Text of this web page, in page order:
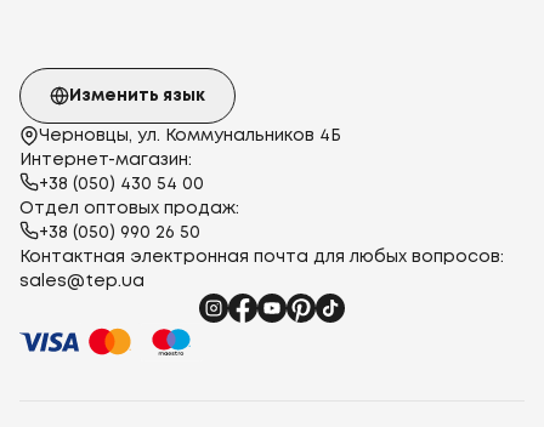
Черновцы, ул. Коммунальников 4Б
Интернет-магазин:
+38 (050) 430 54 00
Отдел оптовых продаж:
+38 (050) 990 26 50
Контактная электронная почта для любых вопросов:
sales@tep.ua
Изменить язык